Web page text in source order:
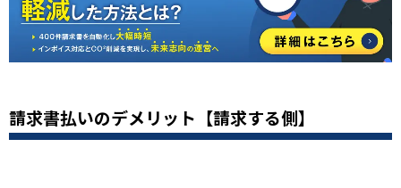
請求書払いのデメリット【請求する側】